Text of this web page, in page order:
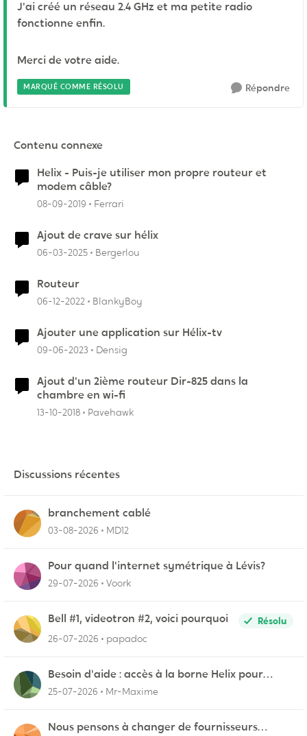
J'ai créé un réseau 2.4 GHz et ma petite radio
fonctionne enfin.
Merci de votre aide.
MARQUÉ COMME RÉSOLU Répondre
Contenu connexe
Helix - Puis-je utiliser mon propre routeur et
modem câble?
08-09-2019 Ferrari
Ajout de crave sur hélix
06-03-2025 Bergerlou
Routeur
06-12-2022 BlankyBoy
Ajouter une application sur Hélix-tv
09-06-2023 Densig
Ajout d'un 2ième routeur Dir-825 dans la
chambre en wi-fi
13-10-2018 Pavehawk
Discussions récentes
branchement cablé
03-08-2026 MD12
Pour quand l'internet symétrique à Lévis?
29-07-2026 Voork
Bell #1, videotron #2, voici pourquoi
Résolu
26-07-2026
papadoc
Besoin d'aide : accès à la borne Helix pour
vérifier l'UPnP NAT Black Ops 2
25-07-2026 Mr-Maxime
Nous pensons à changer de fournisseurs…